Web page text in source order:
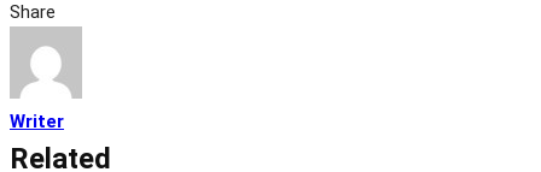
Share
Writer
Related